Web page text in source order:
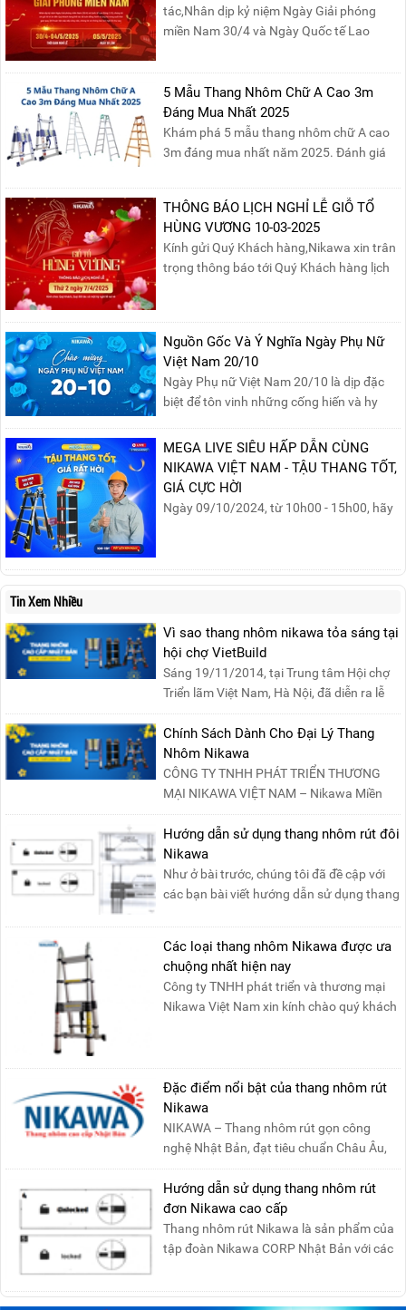
tác,Nhân dịp kỷ niệm Ngày Giải phóng
miền Nam 30/4 và Ngày Quốc tế Lao
báo lịch nghỉ lễ như sau:Thời gian nghỉ: Từ
Thứ Ba, ngày 29/04/2025 đến hết Chủ
Nhật, ngày 04/05/2025.T...
5 Mẫu Thang Nhôm Chữ A Cao 3m
Đáng Mua Nhất 2025
Khám phá 5 mẫu thang nhôm chữ A cao
3m đáng mua nhất năm 2025. Đánh giá
sản phẩm phù hợp!
THÔNG BÁO LỊCH NGHỈ LỄ GIỖ TỔ
HÙNG VƯƠNG 10-03-2025
Kính gửi Quý Khách hàng,Nikawa xin trân
trọng thông báo tới Quý Khách hàng lịch
07/04/2025, nhằm ngày Giỗ Tổ Hùng
Vương – dịp để tưởng nhớ công ơn dựng
nước của các Vua Hùng....
Nguồn Gốc Và Ý Nghĩa Ngày Phụ Nữ
Việt Nam 20/10
Ngày Phụ nữ Việt Nam 20/10 là dịp đặc
biệt để tôn vinh những cống hiến và hy
Khởi nguồn từ sự ra đời của Hội Phụ nữ
phản đế Việt Nam vào năm 1930, ngày
này không chỉ ghi nhận vai trò quan trọng
của phụ nữ ...
MEGA LIVE SIÊU HẤP DẪN CÙNG
NIKAWA VIỆT NAM - TẬU THANG TỐT,
GIÁ CỰC HỜI
Ngày 09/10/2024, từ 10h00 - 15h00, hãy
phần quà siêu hấp dẫn và mua sắm
những sản phẩm thang chính hãng với
Mega Live, bạn sẽ nhận được gì?...
Tin Xem Nhiều
Vì sao thang nhôm nikawa tỏa sáng tại
hội chợ VietBuild
Sáng 19/11/2014, tại Trung tâm Hội chợ
Triển lãm Việt Nam, Hà Nội, đã diễn ra lễ
khai mạc “Triể....
Chính Sách Dành Cho Đại Lý Thang
Nhôm Nikawa
CÔNG TY TNHH PHÁT TRIỂN THƯƠNG
MẠI NIKAWA VIỆT NAM – Nikawa Miền
Bắc: Số 19, Đường Trung ....
Hướng dẫn sử dụng thang nhôm rút đôi
Nikawa
Như ở bài trước, chúng tôi đã đề cập với
các bạn bài viết hướng dẫn sử dụng thang
Các loại thang nhôm Nikawa được ưa
chuộng nhất hiện nay
Công ty TNHH phát triển và thương mại
Nikawa Việt Nam xin kính chào quý khách
Đặc điểm nổi bật của thang nhôm rút
Nikawa
NIKAWA – Thang nhôm rút gọn công
nghệ Nhật Bản, đạt tiêu chuẩn Châu Âu,
đảm bảo sự an toàn tuy....
Hướng dẫn sử dụng thang nhôm rút
đơn Nikawa cao cấp
Thang nhôm rút Nikawa là sản phẩm của
tập đoàn Nikawa CORP Nhật Bản với các